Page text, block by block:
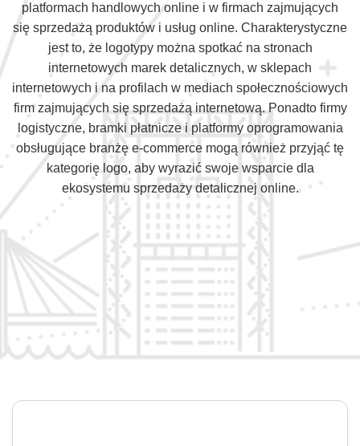
platformach handlowych online i w firmach zajmujących
się sprzedażą produktów i usług online. Charakterystyczne
jest to, że logotypy można spotkać na stronach
internetowych marek detalicznych, w sklepach
internetowych i na profilach w mediach społecznościowych
firm zajmujących się sprzedażą internetową. Ponadto firmy
logistyczne, bramki płatnicze i platformy oprogramowania
obsługujące branżę e-commerce mogą również przyjąć tę
kategorię logo, aby wyrazić swoje wsparcie dla
ekosystemu sprzedaży detalicznej online.